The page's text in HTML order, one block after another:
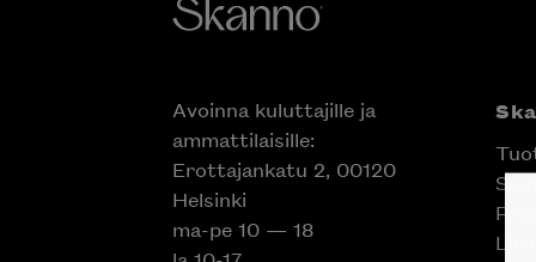
Avoinna kuluttajille ja
ammattilaisille:
Erottajankatu 2, 00120
Helsinki
ma-pe 10 — 18